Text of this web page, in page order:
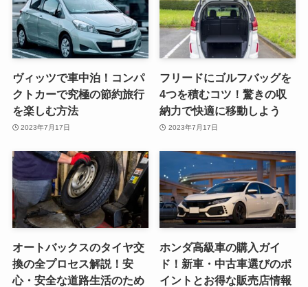
ヴィッツで車中泊！コンパ
クトカーで究極の節約旅行
を楽しむ方法
2023年7月17日
フリードにゴルフバッグを
4つを積むコツ！驚きの収
納力で快適に移動しよう
2023年7月17日
オートバックスのタイヤ交
換の全プロセス解説！安
心・安全な道路生活のため
ホンダ高級車の購入ガイ
ド！新車・中古車選びのポ
イントとお得な販売店情報